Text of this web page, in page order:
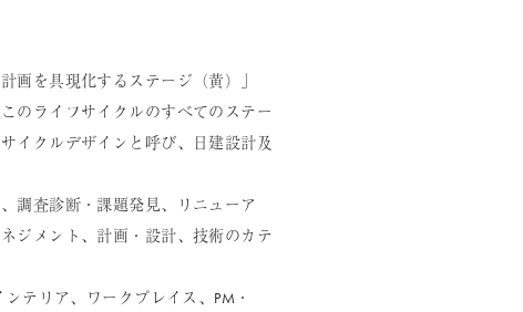
画を具現化するステージ（黄）」
のライフサイクルのすべてのステー
イクルデザインと呼び、日建設計及
調査診断・課題発見、リニューア
ジメント、計画・設計、技術のカテ
テリア、ワークプレイス、PM・